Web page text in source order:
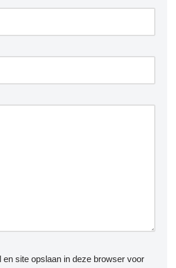
en site opslaan in deze browser voor